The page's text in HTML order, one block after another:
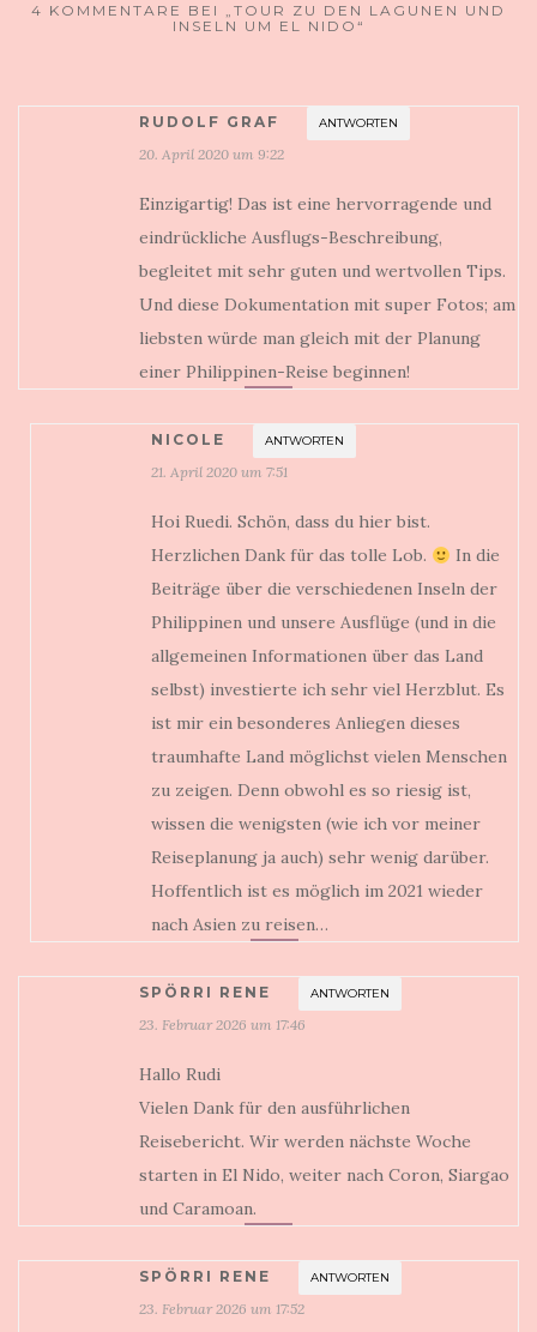
4 KOMMENTARE BEI „TOUR ZU DEN LAGUNEN UND
INSELN UM EL NIDO“
RUDOLF GRAF ANTWORTEN
20. April 2020 um 9:22
Einzigartig! Das ist eine hervorragende und
eindrückliche Ausflugs-Beschreibung,
begleitet mit sehr guten und wertvollen Tips.
Und diese Dokumentation mit super Fotos; am
liebsten würde man gleich mit der Planung
einer Philippinen-Reise beginnen!
NICOLE ANTWORTEN
21. April 2020 um 7:51
Hoi Ruedi. Schön, dass du hier bist.
Herzlichen Dank für das tolle Lob.
In die
Beiträge über die verschiedenen Inseln der
Philippinen und unsere Ausflüge (und in die
allgemeinen Informationen über das Land
selbst) investierte ich sehr viel Herzblut. Es
ist mir ein besonderes Anliegen dieses
traumhafte Land möglichst vielen Menschen
zu zeigen. Denn obwohl es so riesig ist,
wissen die wenigsten (wie ich vor meiner
Reiseplanung ja auch) sehr wenig darüber.
Hoffentlich ist es möglich im 2021 wieder
nach Asien zu reisen…
SPÖRRI RENE ANTWORTEN
23. Februar 2026 um 17:46
Hallo Rudi
Vielen Dank für den ausführlichen
Reisebericht. Wir werden nächste Woche
starten in El Nido, weiter nach Coron, Siargao
und Caramoan.
SPÖRRI RENE ANTWORTEN
23. Februar 2026 um 17:52